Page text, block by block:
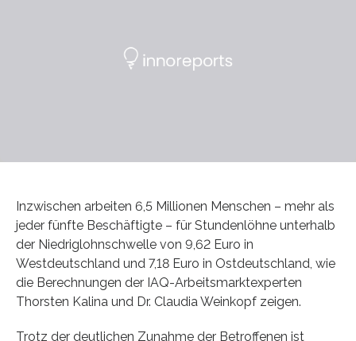
Inzwischen arbeiten 6,5 Millionen Menschen – mehr als
jeder fünfte Beschäftigte – für Stundenlöhne unterhalb
der Niedriglohnschwelle von 9,62 Euro in
Westdeutschland und 7,18 Euro in Ostdeutschland, wie
die Berechnungen der IAQ-Arbeitsmarktexperten
Thorsten Kalina und Dr. Claudia Weinkopf zeigen.
Trotz der deutlichen Zunahme der Betroffenen ist